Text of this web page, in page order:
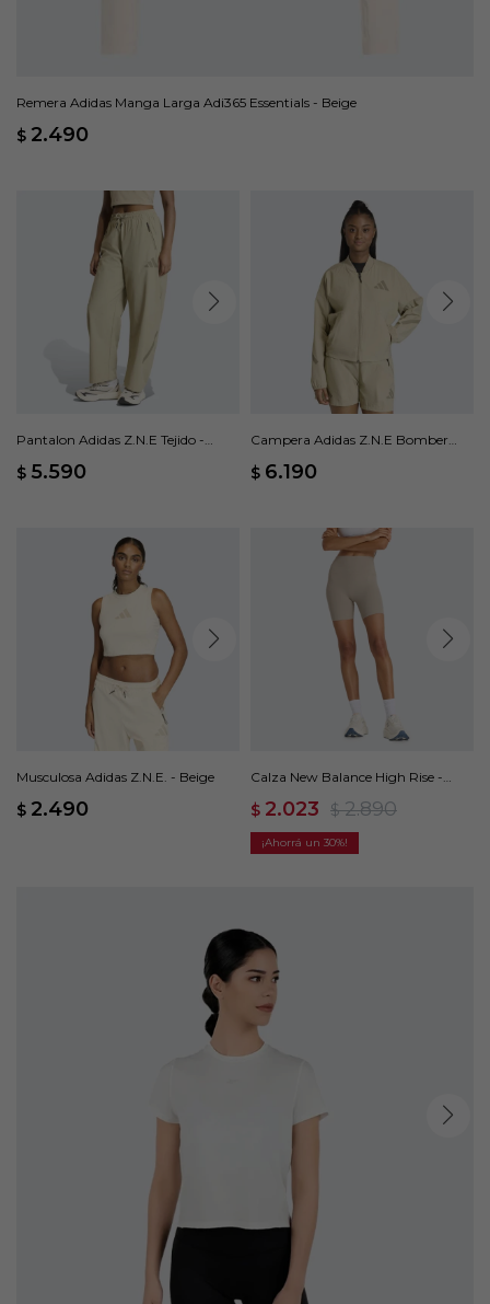
Remera Adidas Manga Larga Adi365 Essentials - Beige
$ 2.490
Pantalon Adidas Z.N.E Tejido -
$ 5.590
Campera Adidas Z.N.E Bomber
$ 6.190
Musculosa Adidas Z.N.E. - Beige
$ 2.490
Calza New Balance High Rise -
$ 2.023 $ 2.890
30